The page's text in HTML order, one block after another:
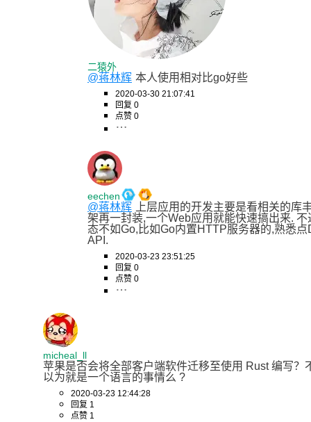
二猿外
@蒋林辉 本人使用相对比go好些
2020-03-30 21:07:41
回复 0
点赞 0
eechen
@蒋林辉
上层应用的开发主要是看相关的库
架再一封装,一个Web应用就能快速搞出来.
态不如Go,比如Go内置HTTP服务器的,熟悉
API.
2020-03-23 23:51:25
回复 0
点赞 0
micheal_ll
苹果是否会将全部客户端软件迁移至使用 Rust 编写？
以为就是一个语言的事情么 ?
2020-03-23 12:44:28
回复 1
点赞 1